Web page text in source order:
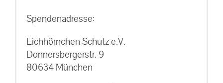
Spendenadresse:
Eichhörnchen Schutz e.V.
Donnersbergerstr. 9
80634 München